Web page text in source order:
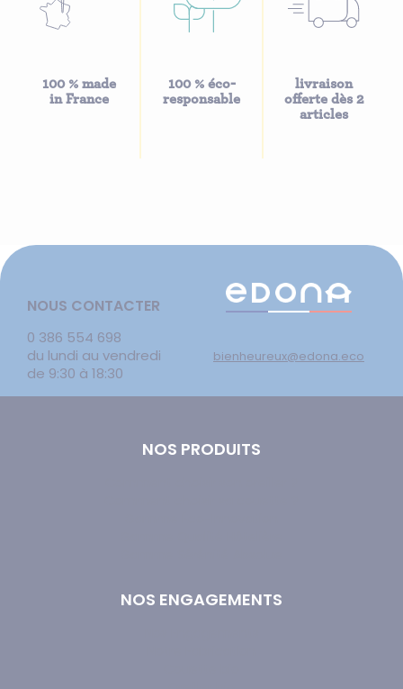
100 % made
in France
100 % éco-
responsable
livraison
offerte dès 2
articles
NOUS CONTACTER
0 386 554 698
du lundi au vendredi
de 9:30 à 18:30
bienheureux@edona.eco
NOS PRODUITS
NOS ENGAGEMENTS